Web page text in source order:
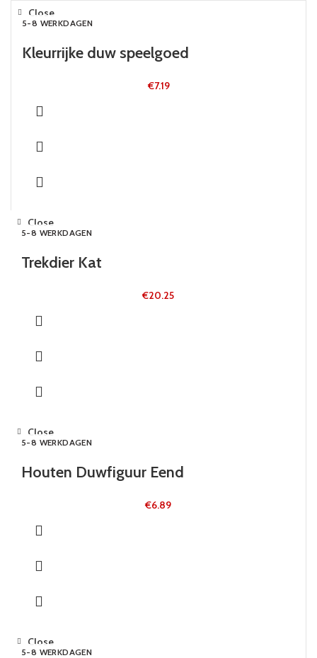
5-8 WERKDAGEN
Close
Kleurrijke duw speelgoed
€7.19
5-8 WERKDAGEN
Close
Trekdier Kat
€20.25
5-8 WERKDAGEN
Close
Houten Duwfiguur Eend
€6.89
5-8 WERKDAGEN
Close